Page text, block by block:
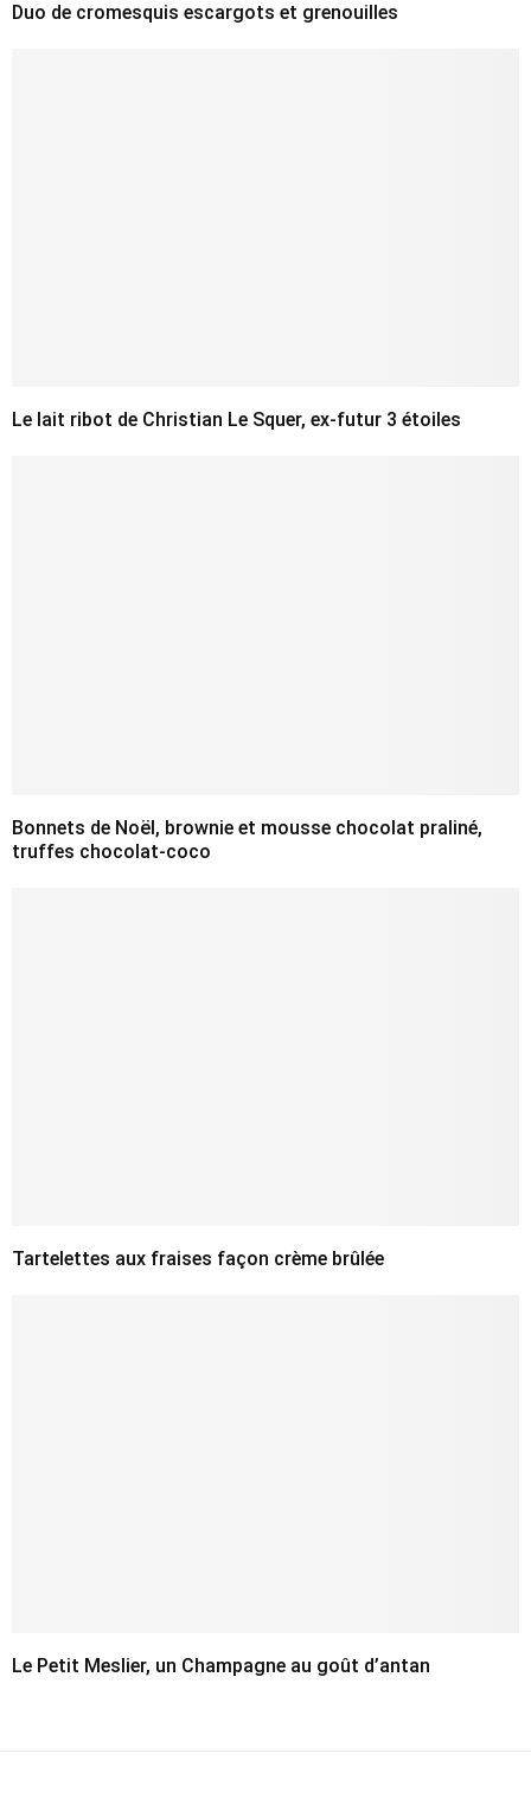
Duo de cromesquis escargots et grenouilles
Le lait ribot de Christian Le Squer, ex-futur 3 étoiles
Bonnets de Noël, brownie et mousse chocolat praliné,
truffes chocolat-coco
Tartelettes aux fraises façon crème brûlée
Le Petit Meslier, un Champagne au goût d’antan